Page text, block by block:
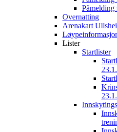
Påmelding
Overnatting
Arenakart
Lister
Startlister